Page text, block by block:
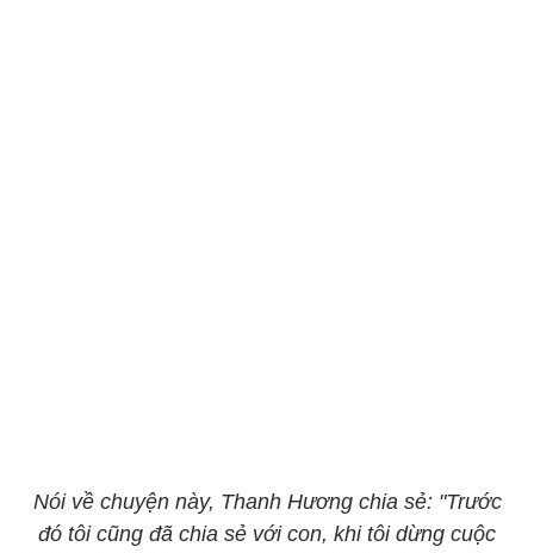
Nói về chuyện này, Thanh Hương chia sẻ: "Trước
đó tôi cũng đã chia sẻ với con, khi tôi dừng cuộc